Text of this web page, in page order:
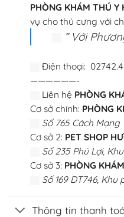
PHÒNG KHÁM THÚ Y
vụ cho thú cưng với
” Với
Điện thoại:
——————-
Liên hệ PHÒNG
Cơ sở chính: PHÒNG
Số 765 Cách
Cơ sở 2: PET SHOP
Số 235 Phú Lợi,
Cơ sở 3: PHÒNG
Số 169 DT746,
Thông tin thanh